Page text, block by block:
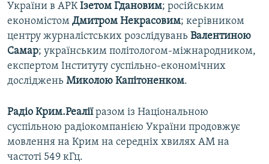
України в АРКІзетом Гдановим; російським
економістом Дмитром Некрасовим; керівником
центру журналістських розслідувань Валентиною
Самар; українським політологом-міжнародником,
експертом Інституту суспільно-економічних
досліджень Миколою Капітоненком.
Радіо Крим.Реаліїразом із Національною
суспільною радіокомпанією України продовжує
мовлення на Крим на середніх хвилях АМ на
частоті 549 кГц.